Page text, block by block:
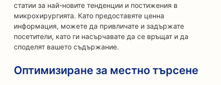
статии за най-новите тенденции и постижения в
микрохирургията. Като предоставяте ценна
информация, можете да привличате и задържате
посетители, като ги насърчавате да се връщат и да
споделят вашето съдържание.
Оптимизиране за местно търсене